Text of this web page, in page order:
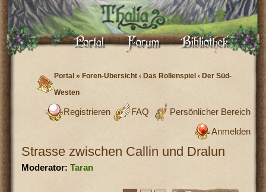
Portal »Foren-Übersicht ‹ Das Rollenspiel ‹ Der Süd-
Westen
Persönlicher Bereich
FAQ
Registrieren
Anmelden
Strasse zwischen Callin und Dralun
Moderator: Taran